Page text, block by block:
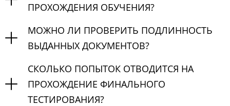
ПРОХОЖДЕНИЯ ОБУЧЕНИЯ?
МОЖНО ЛИ ПРОВЕРИТЬ ПОДЛИННОСТЬ
ВЫДАННЫХ ДОКУМЕНТОВ?
СКОЛЬКО ПОПЫТОК ОТВОДИТСЯ НА
ПРОХОЖДЕНИЕ ФИНАЛЬНОГО
ТЕСТИРОВАНИЯ?